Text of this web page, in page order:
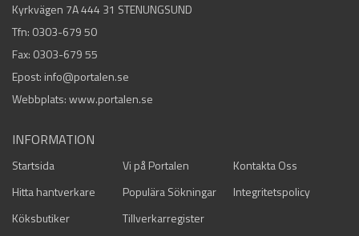
Kyrkvägen 7A 444 31 STENUNGSUND
Tfn: 0303-679 50
Fax: 0303-679 55
Epost: info@portalen.se
Webbplats: www.portalen.se
INFORMATION
Startsida Vi på Portalen
Kontakta Oss
Hitta hantverkare
Populära Sökningar
Integritetspolicy
Köksbutiker
Tillverkarregister